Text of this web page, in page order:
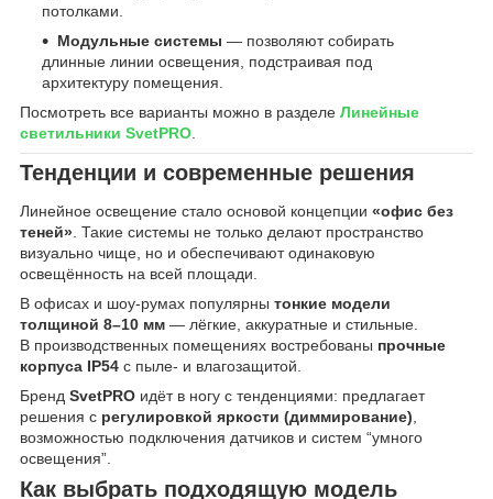
потолками.
Модульные системы — позволяют собирать
длинные линии освещения, подстраивая под
архитектуру помещения.
Посмотреть все варианты можно в разделе Линейные
светильники SvetPRO
Тенденции и современные решения
Линейное освещение стало основой концепции «офис без
теней». Такие системы не только делают пространство
визуально чище, но и обеспечивают одинаковую
освещённость на всей площади.
В офисах и шоу-румах популярны тонкие модели
толщиной 8–10 мм — лёгкие, аккуратные и стильные.
В производственных помещениях востребованы прочные
корпуса IP54 с пыле- и влагозащитой.
Бренд SvetPRO идёт в ногу с тенденциями: предлагает
решения с регулировкой яркости (диммирование),
возможностью подключения датчиков и систем “умного
освещения”.
Как выбрать подходящую модель